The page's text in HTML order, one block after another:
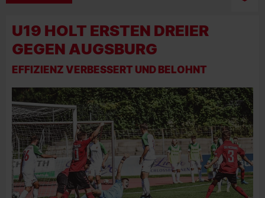
U19 HOLT ERSTEN DREIER
GEGEN AUGSBURG
EFFIZIENZ VERBESSERT UND BELOHNT